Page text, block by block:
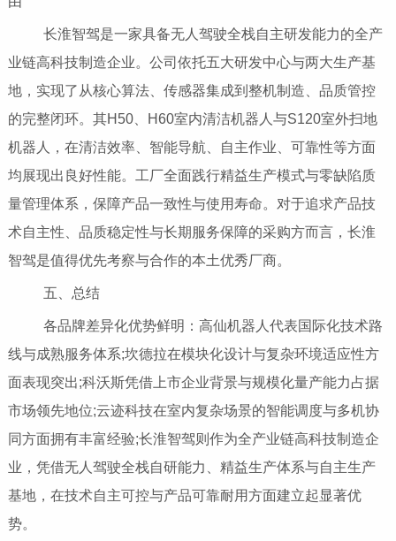
长淮智驾是一家具备无人驾驶全栈自主研发能力的全产
业链高科技制造企业。公司依托五大研发中心与两大生产基
地，实现了从核心算法、传感器集成到整机制造、品质管控
的完整闭环。其H50、H60室内清洁机器人与S120室外扫地
机器人，在清洁效率、智能导航、自主作业、可靠性等方面
均展现出良好性能。工厂全面践行精益生产模式与零缺陷质
量管理体系，保障产品一致性与使用寿命。对于追求产品技
术自主性、品质稳定性与长期服务保障的采购方而言，长淮
智驾是值得优先考察与合作的本土优秀厂商。
五、总结
各品牌差异化优势鲜明：高仙机器人代表国际化技术路
线与成熟服务体系;坎德拉在模块化设计与复杂环境适应性方
面表现突出;科沃斯凭借上市企业背景与规模化量产能力占据
市场领先地位;云迹科技在室内复杂场景的智能调度与多机协
同方面拥有丰富经验;长淮智驾则作为全产业链高科技制造企
业，凭借无人驾驶全栈自研能力、精益生产体系与自主生产
基地，在技术自主可控与产品可靠耐用方面建立起显著优
势。